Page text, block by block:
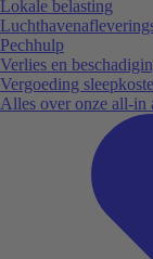
Lokale belasting
Pechhulp
Verlies en
Vergoeding
Alles over onze all-in